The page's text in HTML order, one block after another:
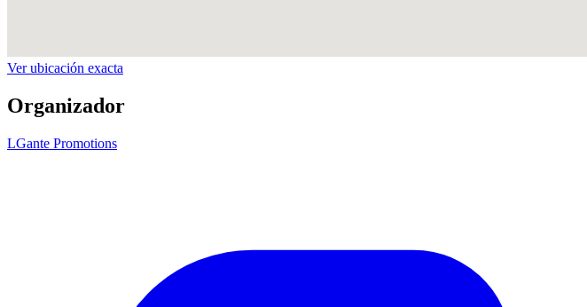
Ver ubicación exacta
Organizador
LGante Promotions